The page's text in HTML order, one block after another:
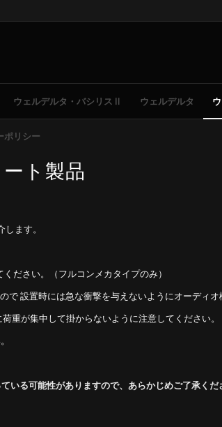
ウェルデルタ・バシリスⅡ ウェルデルタ
ポリシー
ト製品
ます。
ださい。（フルコンメカタイプのみ）
で 設置時には急な衝撃を与えないようにオーディ
重が集中して掛からないように注意してください。
る可能性がありますので、あらかじめご了承くだ